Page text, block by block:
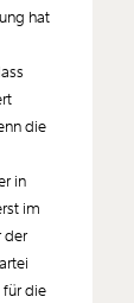
hat
die
in
im
der
für die